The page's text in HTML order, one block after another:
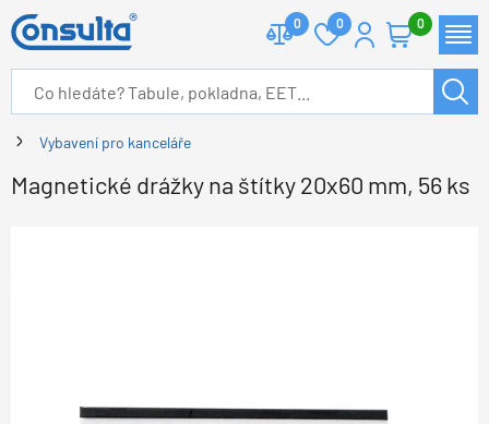
0 0 0
Vybavení pro kanceláře
Magnetické drážky na štítky 20x60 mm, 56 ks